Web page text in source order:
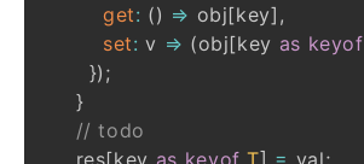
get: () => obj[key] ,
set: v => (obj[key as keyof
}) ;
}
// todo
    res
[key as keyof T] = val;